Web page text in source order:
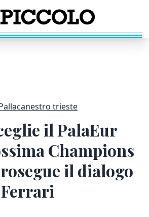
trieste
il PalaEur
Champions
il dialogo